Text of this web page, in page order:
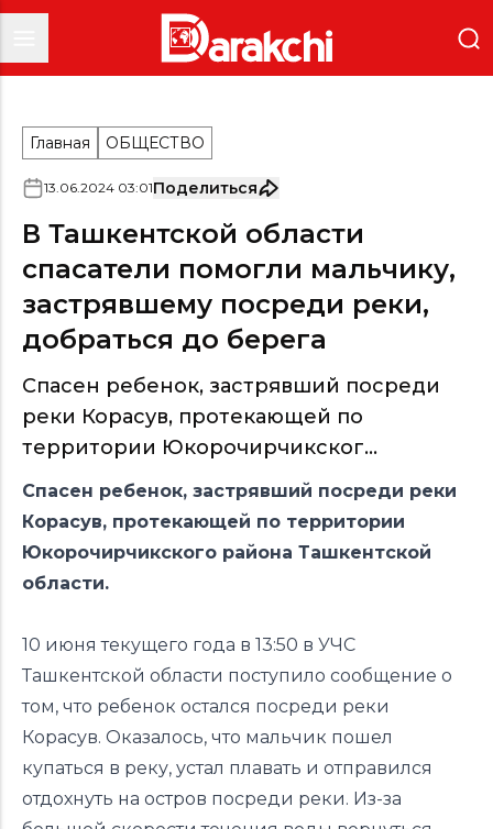
Главная ОБЩЕСТВО
13.06.2024 03:01Поделиться
В Ташкентской области
спасатели помогли мальчику,
застрявшему посреди реки,
добраться до берега
Спасен ребенок, застрявший посреди
реки Корасув, протекающей по
территории Юкорочирчикског...
Спасен ребенок, застрявший посреди реки
Корасув, протекающей по территории
Юкорочирчикского района Ташкентской
области.
10 июня текущего года в 13:50 в УЧС
Ташкентской области поступило сообщение о
том, что ребенок остался посреди реки
Корасув. Оказалось, что мальчик пошел
купаться в реку, устал плавать и отправился
отдохнуть на остров посреди реки. Из-за